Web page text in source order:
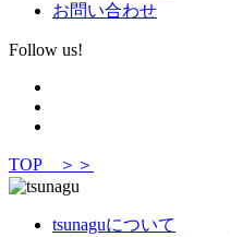
お問い合わせ
Follow us!
TOP ＞＞
tsunaguについて